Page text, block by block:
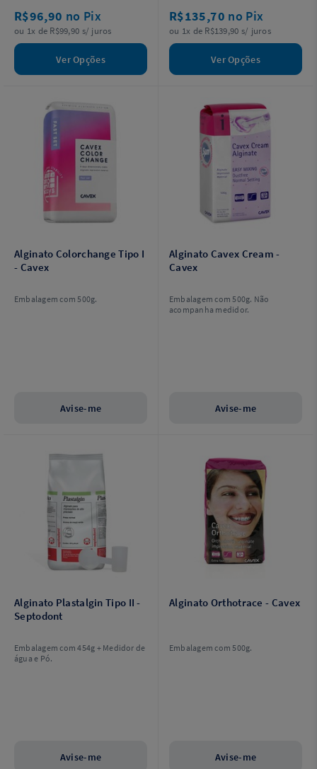
R$96,90 no Pix
ou 1x de R$99,90 s/ juros
Ver Opções
R$135,70 no Pix
ou 1x de R$139,90 s/ juros
Ver Opções
Alginato Colorchange Tipo I
- Cavex
Embalagem com 500g.
Avise-me
Alginato Cavex Cream -
Cavex
Embalagem com 500g. Não
acompanha medidor.
Avise-me
Alginato Plastalgin Tipo II -
Septodont
Embalagem com 454g + Medidor de
água e Pó.
Avise-me
Alginato Orthotrace - Cavex
Embalagem com 500g.
Avise-me